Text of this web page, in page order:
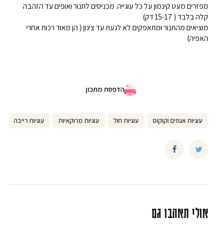
מפזרים מעט קינמון על כל עוגייה. מכניסים לתנור ואופים עד הזהבה
קלה בלבד ( 15-17 דק)
מוציאים מהתנור ומתאפקים לא לגעת עד צינון ( הן מאוד רכות אחרי
האפיה)
הדפסת מתכון
עוגיות אגוזים וקוקוס עוגיות חול עוגיות מרוקאיות עוגיות רייבה
אולי תאהבו גם